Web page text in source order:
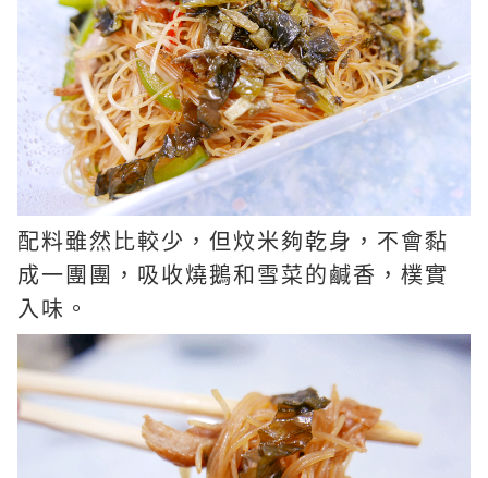
配料雖然比較少，但炆米夠乾身，不會黏
成一團團，吸收燒鵝和雪菜的鹹香，樸實
入味。